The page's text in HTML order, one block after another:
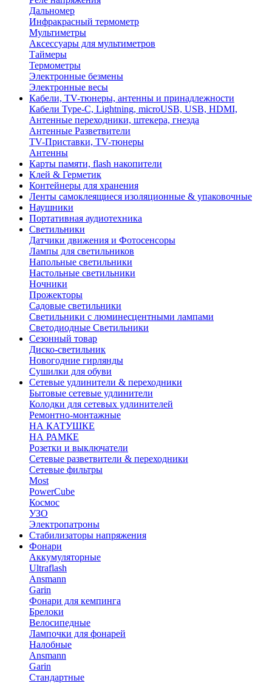
Дальномер
Инфракрасный термометр
Мультиметры
Аксессуары для мультиметров
Таймеры
Термометры
Электронные безмены
Электронные весы
Кабели, TV-тюнеры, антенны и принадлежности
Кабели Type-C, Lightning, microUSB, USB, HDMI,
Антенные переходники, штекера, гнезда
Антенные Разветвители
TV-Приставки, TV-тюнеры
Антенны
Карты памяти, flash накопители
Клей & Герметик
Контейнеры для хранения
Ленты самоклеящиеся изоляционные & упаковочные
Наушники
Портативная аудиотехника
Светильники
Датчики движения и Фотосенсоры
Лампы для светильников
Напольные светильники
Настольные светильники
Ночники
Прожекторы
Садовые светильники
Светильники с люминесцентными лампами
Светодиодные Светильники
Сезонный товар
Диско-светильник
Новогодние гирлянды
Сушилки для обуви
Сетевые удлинители & переходники
Бытовые сетевые удлинители
Колодки для сетевых удлинителей
Ремонтно-монтажные
НА КАТУШКЕ
НА РАМКЕ
Розетки и выключатели
Сетевые разветвители & переходники
Сетевые фильтры
Most
PowerCube
Космос
УЗО
Электропатроны
Стабилизаторы напряжения
Фонари
Аккумуляторные
Ultraflash
Ansmann
Garin
Фонари для кемпинга
Брелоки
Велосипедные
Лампочки для фонарей
Налобные
Ansmann
Garin
Стандартные